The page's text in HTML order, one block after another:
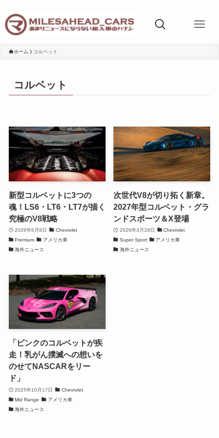
ホーム コルベット
コルベット
新型コルベットに3つの
魂！LS6・LT6・LT7が描く
究極のV8戦略
2026年6月8日
Chevrolet
Premium
アメリカ車
海外ニュース
次世代V8が切り拓く新章。
2027年型コルベット・グラ
ンドスポーツ＆X登場
2026年3月28日
Chevrolet
Super Sport
アメリカ車
海外ニュース
「ピンクのコルベットが疾
走！乳がん撲滅への想いを
のせてNASCARをリー
ド」
2025年10月17日
Chevrolet
Mid Range
アメリカ車
海外ニュース